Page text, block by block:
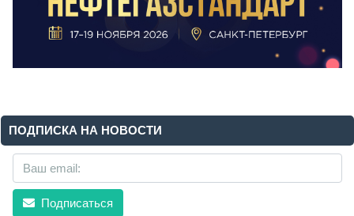
ПОДПИСКА НА НОВОСТИ
Подписаться